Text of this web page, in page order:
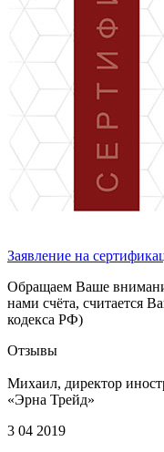
Заявление на
Обращаем Ваше
нами счёта, считается
кодекса РФ)
Отзывы
Михаил, директор
«Эрна Трейд»
3 04 2019